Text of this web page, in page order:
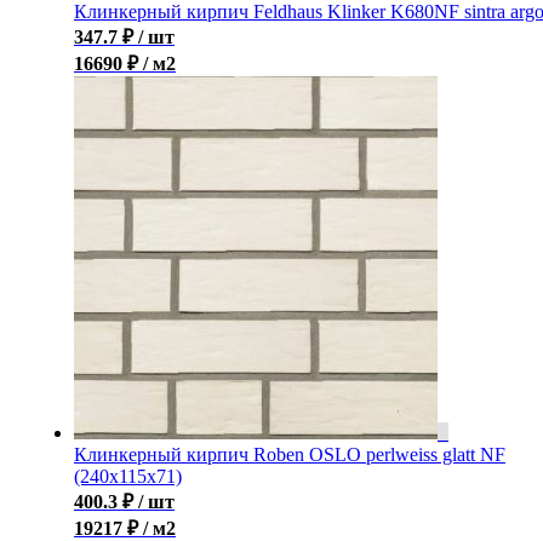
Клинкерный кирпич Feldhaus Klinker K680NF sintra argo
347.7 ₽ / шт
16690 ₽ / м2
Клинкерный кирпич Roben OSLO perlweiss glatt NF
(240x115x71)
400.3 ₽ / шт
19217 ₽ / м2